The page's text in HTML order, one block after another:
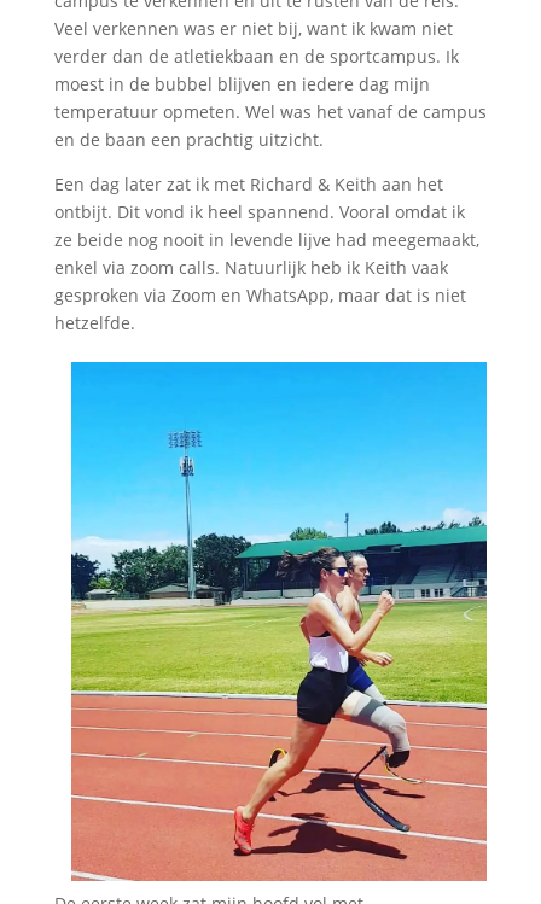
Veel verkennen was er niet bij, want ik kwam niet
verder dan de atletiekbaan en de sportcampus. Ik
moest in de bubbel blijven en iedere dag mijn
temperatuur opmeten. Wel was het vanaf de campus
en de baan een prachtig uitzicht.
Een dag later zat ik met Richard & Keith aan het
ontbijt. Dit vond ik heel spannend. Vooral omdat ik
ze beide nog nooit in levende lijve had meegemaakt,
enkel via zoom calls. Natuurlijk heb ik Keith vaak
gesproken via Zoom en WhatsApp, maar dat is niet
hetzelfde.